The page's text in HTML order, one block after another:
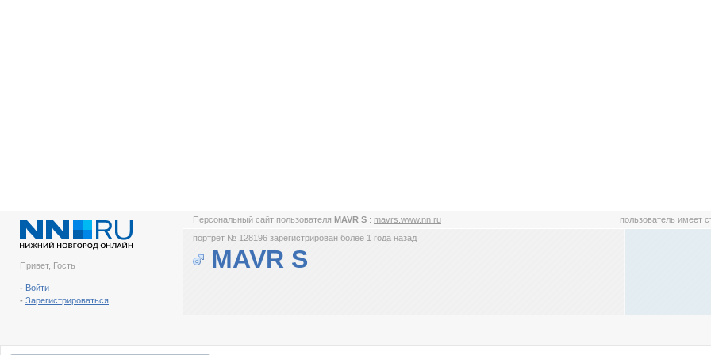
Привет, Гость !
- Войти
- Зарегистрироваться
Персональный сайт пользователя MAVR S : mavrs.www.nn.ru пользователь имеет
портрет № 128196 зарегистрирован более 1 года назад
MAVR S